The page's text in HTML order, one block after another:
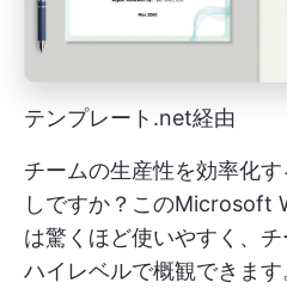
テンプレート.net経由
チームの生産性を効率化
しですか？このMicrosoft
は驚くほど使いやすく、
ハイレベルで概観できます